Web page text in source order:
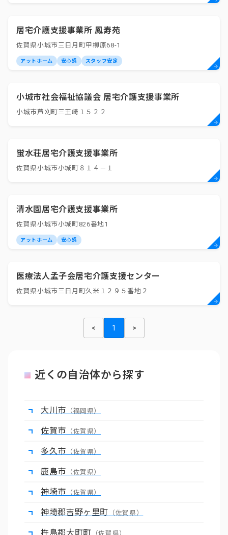
居宅介護支援事業所 鳳寿苑
佐賀県小城市三日月町甲柳原68-1
アットホーム 安心感 スタッフ安定
小城市社会福祉協議会 居宅介護支援事業所
小城市芦刈町三王崎１５２２
蛍水荘居宅介護支援事業所
佐賀県小城市小城町８１４－１
清水園居宅介護支援事業所
佐賀県小城市小城町826番地1
アットホーム 安心感
医療法人孟子会居宅介護支援センター
佐賀県小城市三日月町久米１２９５番地２
< 1 >
近くの自治体から探す
大川市 （福岡県）
佐賀市 （佐賀県）
多久市 （佐賀県）
鹿島市 （佐賀県）
神埼市 （佐賀県）
神埼郡吉野ヶ里町 （佐賀県）
杵島郡大町町 （佐賀県）